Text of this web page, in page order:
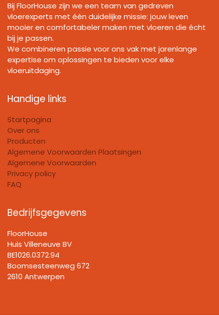
Bij FloorHouse zijn we een team van gedreven
vloerexperts met één duidelijke missie: jouw leven
mooier en comfortabeler maken met vloeren die écht
bij je passen.
We combineren passie voor ons vak met jarenlange
expertise om oplossingen te bieden voor elke
vloeruitdaging.
Handige links
Startpagina
Over ons
Producten
Algemene Voorwaarden Plaatsingen
Algemene Voorwaarden
Privacy policy
FAQ
Bedrijfsgegevens
FloorHouse
Huis Villeneuve BV​
BE1026.0372.94
Boomsesteenweg 672
2610 Antwerpen